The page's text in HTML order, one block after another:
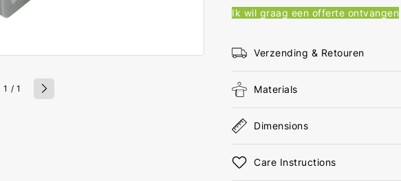
1 /van
1
12+5-
Pins
-
Pins
Pins
Pins
Ik wil graag een offerte ontvangen
Verzending & Retouren
Materials
Dimensions
Care Instructions